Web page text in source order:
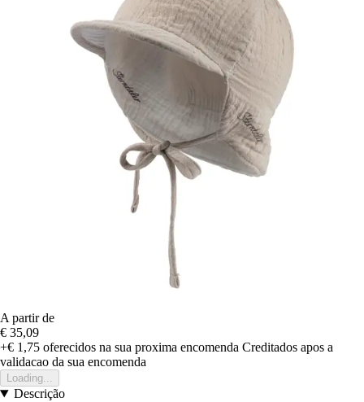
A partir de
€ 35,09
+€ 1,75 oferecidos na sua proxima encomenda Creditados apos a
validacao da sua encomenda
Loading...
Descrição